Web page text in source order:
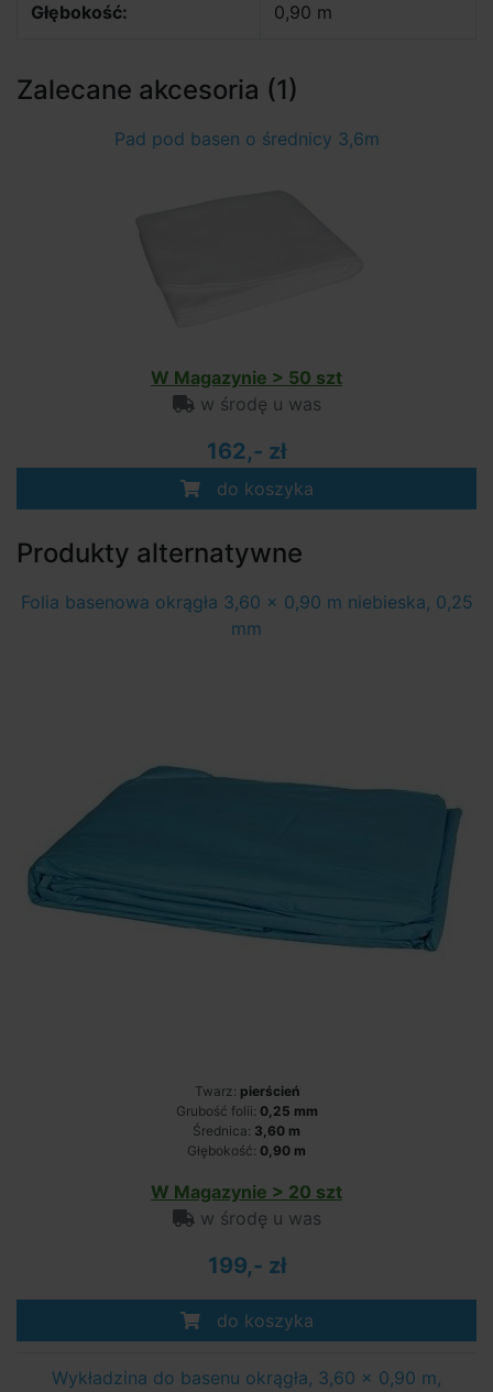
Głębokość: 0,90 m
Zalecane akcesoria (1)
Pad pod basen o średnicy 3,6m
W Magazynie > 50 szt
w środę u was
162,- zł
do koszyka
Produkty alternatywne
Folia basenowa okrągła 3,60 x 0,90 m niebieska, 0,25
mm
Twarz: pierścień
Grubość folii: 0,25 mm
Średnica: 3,60 m
Głębokość: 0,90 m
W Magazynie > 20 szt
w środę u was
199,- zł
do koszyka
Wykładzina do basenu okrągła, 3,60 x 0,90 m,